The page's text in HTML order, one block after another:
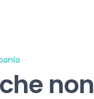
che